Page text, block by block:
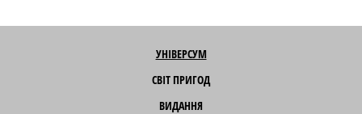
УНІВЕРСУМ
СВІТ ПРИГОД
ВИДАННЯ